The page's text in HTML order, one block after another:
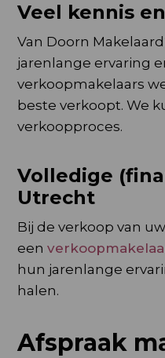
Veel kennis
Van Doorn
jarenlange ervaring
verkoopmakelaars
beste verkoopt. We
verkoopproces.
Volledige
Utrecht
Bij de verkoop van
een
hun jarenlange
halen.
Afspraak